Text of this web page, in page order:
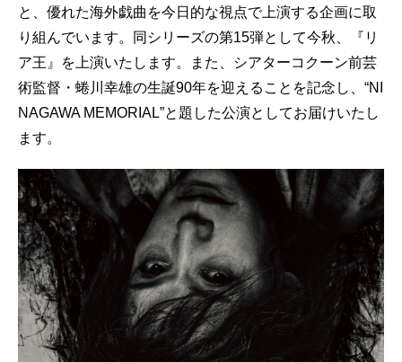
と、優れた海外戯曲を今日的な視点で上演する企画に取
り組んでいます。同シリーズの第15弾として今秋、『リ
ア王』を上演いたします。また、シアターコクーン前芸
術監督・蜷川幸雄の生誕90年を迎えることを記念し、“NI
NAGAWA MEMORIAL”と題した公演としてお届けいたし
ます。